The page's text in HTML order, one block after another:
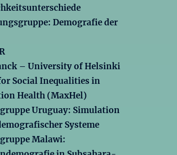
Demografie der
– University of Helsinki
Social Inequalities in
Health (MaxHel)
Uruguay: Simulation
Systeme
Malawi: